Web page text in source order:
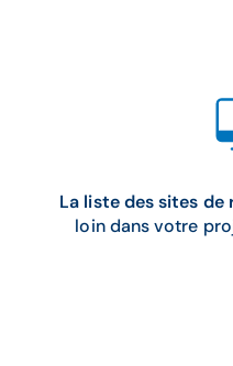
La liste des sites de
loin dans votre